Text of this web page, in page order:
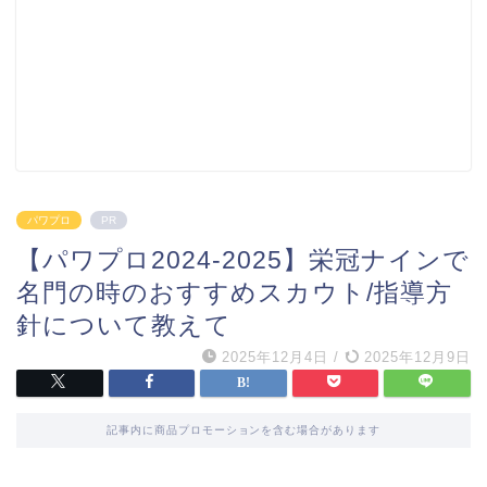
パワプロ PR
【パワプロ2024-2025】栄冠ナインで
名門の時のおすすめスカウト/指導方
針について教えて
2025年12月4日 / 2025年12月9日
記事内に商品プロモーションを含む場合があります